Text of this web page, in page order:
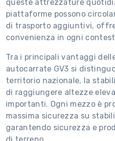
queste attrezzature
piattaforme possono
di trasporto aggiuntivi,
convenienza in ogni
Tra i principali vantaggi
autocarrate GV3 si
territorio nazionale, la
di raggiungere altezze
importanti. Ogni mezzo è
massima sicurezza su
garantendo sicurezza e